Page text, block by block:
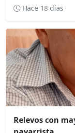
Hace 18 días
Relevos con